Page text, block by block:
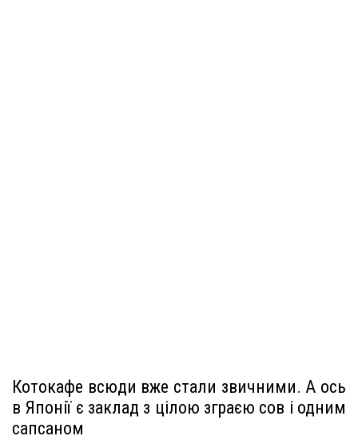
Котокафе всюди вже стали звичними. А ось
в Японії є заклад з цілою зграєю сов і одним
сапсаном